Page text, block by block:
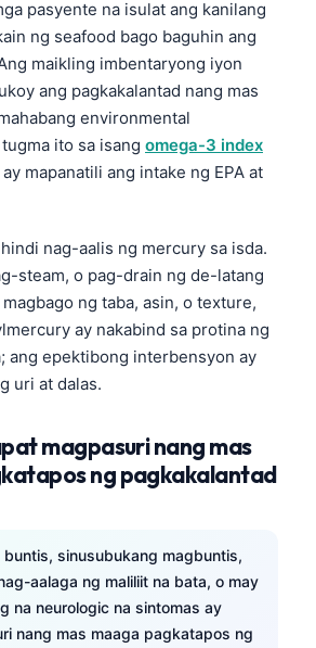
pasyente na isulat ang kanilang
ng seafood bago baguhin ang
maikling imbentaryong iyon
ang pagkakalantad nang mas
environmental
ito sa isang omega-3 index
mapanatili ang intake ng EPA at
nag-aalis ng mercury sa isda.
steam, o pag-drain ng de-latang
ng taba, asin, o texture,
ay nakabind sa protina ng
ang epektibong interbensyon ay
uri at dalas.
magpasuri nang mas
ng pagkakalantad
sinusubukang magbuntis,
aalaga ng maliliit na bata, o may
na neurologic na sintomas ay
nang mas maaga pagkatapos ng